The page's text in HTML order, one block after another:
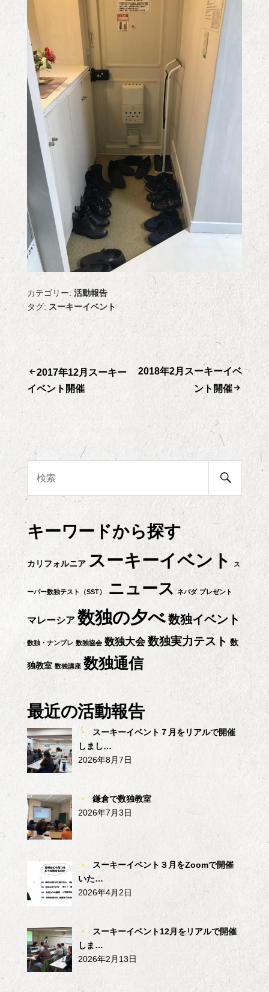
カテゴリー: 活動報告
タグ: スーキーイベント
投
ビ
ー
シ
ョ
2017年12月スーキー
イベント開催
2018年2月スーキーイベ
ント開催
検
検
索
開
キーワードから探す
カリフォルニア スーキーイベント ス
ーパー数独テスト（SST） ニュース ネバダ プレゼント
マレーシア 数独の夕べ数独イベント
数独・ナンプレ 数独協会 数独大会 数独実力テスト 数
独教室 数独講座 数独通信
最近の活動報告
スーキーイベント７月をリアルで開催
しまし…
2026年8月7日
鎌倉で数独教室
2026年7月3日
スーキーイベント３月をZoomで開催
いた…
2026年4月2日
スーキーイベント12月をリアルで開催
しま…
2026年2月13日